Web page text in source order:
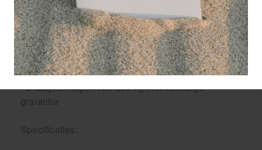
- Geheel verstelbaar schotelvormig hoofdsteun
- Armlus
- Gezichtskussentje
- Handvatten
- Stootrubbers
- Draagtas met schouderband
- Draagvermogen van 200 kg met volledige
grarantie
Specificaties: